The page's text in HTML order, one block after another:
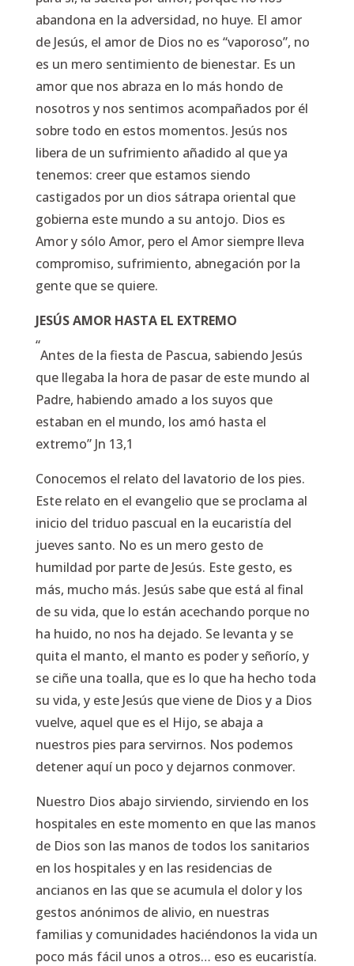
abandona en la adversidad, no huye. El amor
de Jesús, el amor de Dios no es “vaporoso”, no
es un mero sentimiento de bienestar. Es un
amor que nos abraza en lo más hondo de
nosotros y nos sentimos acompañados por él
sobre todo en estos momentos. Jesús nos
libera de un sufrimiento añadido al que ya
tenemos: creer que estamos siendo
castigados por un dios sátrapa oriental que
gobierna este mundo a su antojo. Dios es
Amor y sólo Amor, pero el Amor siempre lleva
compromiso, sufrimiento, abnegación por la
gente que se quiere.
JESÚS AMOR HASTA EL EXTREMO
“
Antes de la fiesta de Pascua, sabiendo Jesús
que llegaba la hora de pasar de este mundo al
Padre, habiendo amado a los suyos que
estaban en el mundo, los amó hasta el
extremo”Jn 13,1
Conocemos el relato del lavatorio de los pies.
Este relato en el evangelio que se proclama al
inicio del triduo pascual en la eucaristía del
jueves santo. No es un mero gesto de
humildad por parte de Jesús. Este gesto, es
más, mucho más. Jesús sabe que está al final
de su vida, que lo están acechando porque no
ha huido, no nos ha dejado. Se levanta y se
quita el manto, el manto es poder y señorío, y
se ciñe una toalla, que es lo que ha hecho toda
su vida, y este Jesús que viene de Dios y a Dios
vuelve, aquel que es el Hijo, se abaja a
nuestros pies para servirnos. Nos podemos
detener aquí un poco y dejarnos conmover.
Nuestro Dios abajo sirviendo, sirviendo en los
hospitales en este momento en que las manos
de Dios son las manos de todos los sanitarios
en los hospitales y en las residencias de
ancianos en las que se acumula el dolor y los
gestos anónimos de alivio, en nuestras
familias y comunidades haciéndonos la vida un
poco más fácil unos a otros… eso es eucaristía.